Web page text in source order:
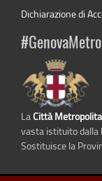
Dichiarazione di
LaCittà
vasta istituito dalla
Sostituisce la